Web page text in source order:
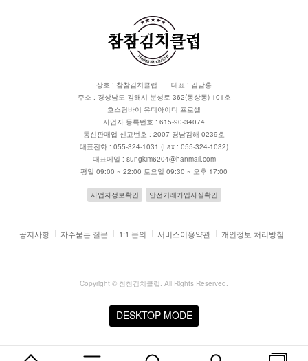
상호 : 참참김치클럽
대표 : 김남홍
주소 : 경상남도 김해시 분성로 362(동상동) 101호
호스팅바이 유디아이디 프로셀
사업자 등록번호 : 615-90-34074
통신판매업 신고번호 : 2007-경남김해-0239호
대표전화 : 055-324-1031 (Fax : 055-324-1032)
대표메일 : sungkim6204@hanmail.com
평일 09:00 ~ 22:00 토요일 09:30 ~ 오후 17:00
사업자정보확인 안전거래가입사실확인
공지사항 자주묻는 질문 1:1 문의 서비스이용약관 개인정보 처리방침
Copyright © 참참김치클럽. All Rights Reserved.
DESKTOP MODE